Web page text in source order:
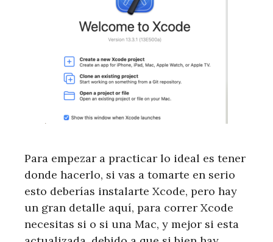
Para empezar a practicar lo ideal es tener
donde hacerlo, si vas a tomarte en serio
esto deberías instalarte Xcode, pero hay
un gran detalle aquí, para correr Xcode
necesitas si o si una Mac, y mejor si esta